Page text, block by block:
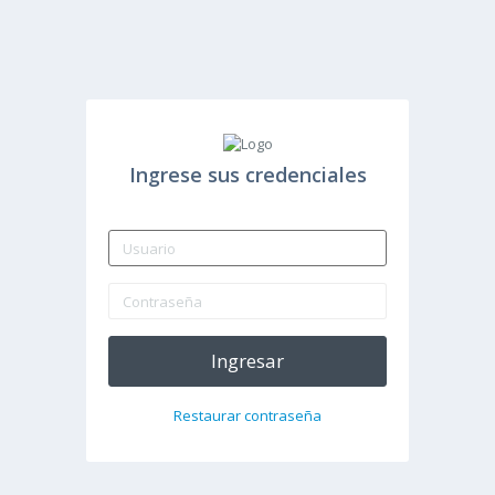
Ingrese sus credenciales
Ingresar
Restaurar contraseña